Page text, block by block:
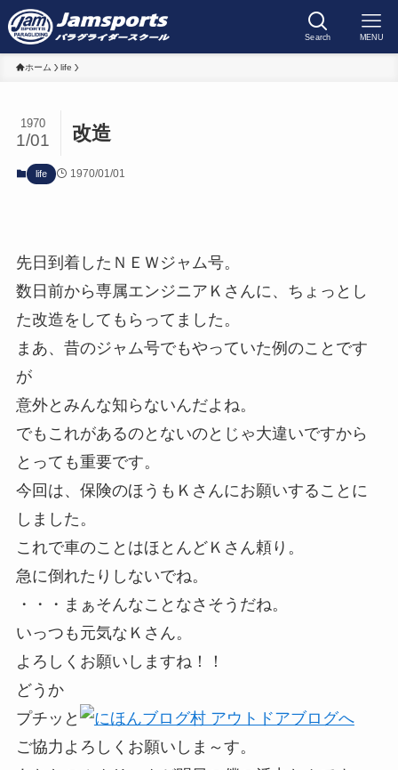
Search MENU
ホーム life
改造
1970
1/01
life 1970/01/01
先日到着したＮＥＷジャム号。
数日前から専属エンジニアＫさんに、ちょっとし
た改造をしてもらってました。
まあ、昔のジャム号でもやっていた例のことです
が
意外とみんな知らないんだよね。
でもこれがあるのとないのとじゃ大違いですから
とっても重要です。
今回は、保険のほうもＫさんにお願いすることに
しました。
これで車のことはほとんどＫさん頼り。
急に倒れたりしないでね。
・・・まぁそんなことなさそうだね。
いっつも元気なＫさん。
よろしくお願いしますね！！
どうか
プチッと
ご協力よろしくお願いしま～す。